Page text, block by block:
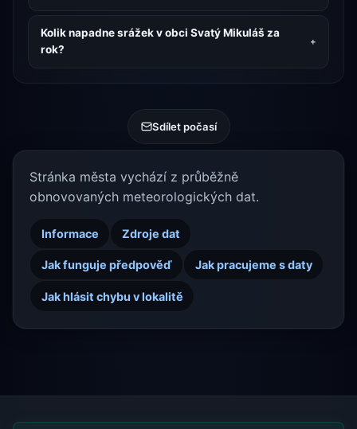
Kolik napadne srážek v obci Svatý Mikuláš za
rok?
Sdílet počasí
Stránka města vychází z průběžně
obnovovaných meteorologických dat.
Informace Zdroje dat
Jak funguje předpověď Jak pracujeme s daty
Jak hlásit chybu v lokalitě